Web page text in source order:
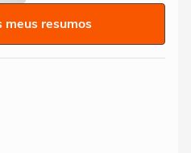
meus resumos